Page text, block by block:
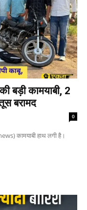
बड़ी कामयाबी, 2
बरामद
0
कामयाबी हाथ लगी है।